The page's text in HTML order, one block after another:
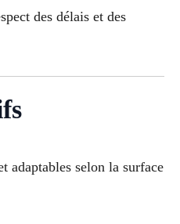
des délais et des
adaptables selon la surface